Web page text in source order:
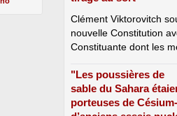
Clément Viktorovitch
nouvelle Constitution
Constituante dont les
"Les poussières de
sable du Sahara
porteuses de